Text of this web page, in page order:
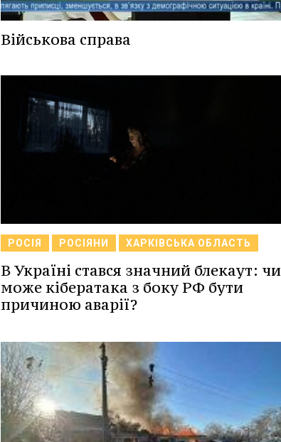
Військова справа
РОСІЯ РОСІЯНИ ХАРКІВСЬКА ОБЛАСТЬ
В Україні стався значний блекаут: чи
може кібератака з боку РФ бути
причиною аварії?